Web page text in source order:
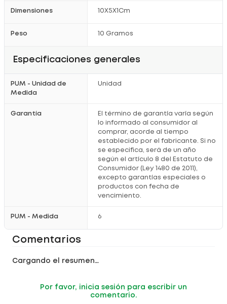
Dimensiones 10X5X1Cm
Peso 10 Gramos
Especificaciones generales
PUM - Unidad de
Medida
Unidad
Garantía
El término de garantía varía según
lo informado al consumidor al
comprar, acorde al tiempo
establecido por el fabricante. Si no
se especifica, será de un año
según el artículo 8 del Estatuto de
Consumidor (Ley 1480 de 2011),
excepto garantías especiales o
productos con fecha de
vencimiento.
PUM - Medida 6
Comentarios
Cargando el resumen…
Por favor, inicia sesión para escribir un
comentario.